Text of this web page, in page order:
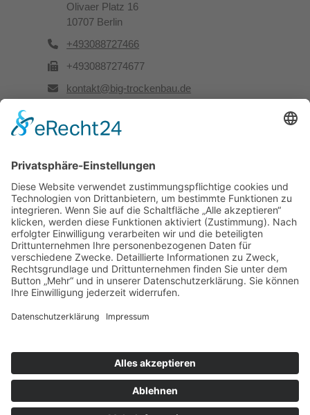
Olivaer Platz 16
10707 Berlin
+493088727466
+4930887274677
kontakt@big-trockenbau.de
Rechtliches
Kontakt
Impressum
Datenschutz
Facebook
LinkedInInstagram